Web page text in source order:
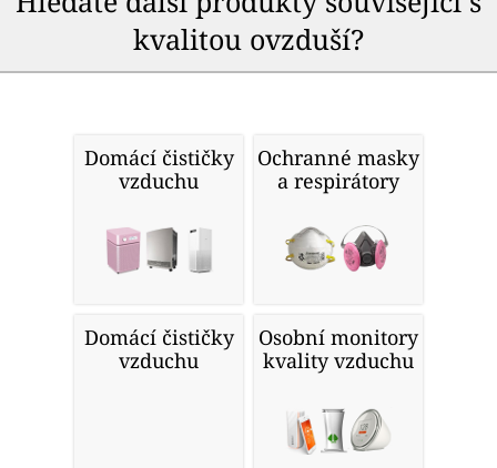
kvalitou ovzduší?
Domácí čističky
vzduchu
Ochranné masky
a respirátory
Domácí čističky
vzduchu
Osobní monitory
kvality vzduchu